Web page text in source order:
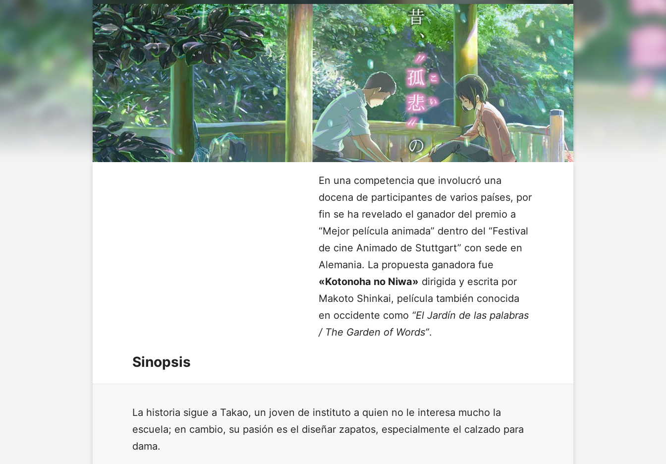
En una competencia que involucró una
docena de participantes de varios países, por
fin se ha revelado el ganador del premio a
“Mejor película animada” dentro del “Festival
de cine Animado de Stuttgart” con sede en
Alemania. La propuesta ganadora fue
«Kotonoha no Niwa» dirigida y escrita por
Makoto Shinkai, película también conocida
en occidente como “El Jardín de las palabras
/ The Garden of Words”.
Sinopsis
La historia sigue a Takao, un joven de instituto a quien no le interesa mucho la
escuela; en cambio, su pasión es el diseñar zapatos, especialmente el calzado para
dama.